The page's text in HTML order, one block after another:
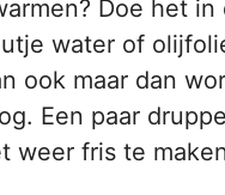
Doe het in
water of
ook maar dan
Een paar
weer fris te